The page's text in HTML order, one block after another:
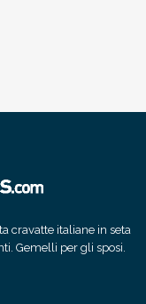
cravatte italiane in seta
Gemelli per gli sposi.